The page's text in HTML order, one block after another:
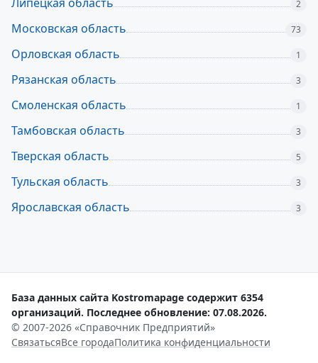
2
Московская область 73
Орловская область 1
Рязанская область 3
Смоленская область 1
Тамбовская область 3
Тверская область 5
Тульская область 3
Ярославская область 3
База данных сайта Kostromapage содержит 6354
организаций. Последнее обновление: 07.08.2026.
© 2007-2026 «Справочник Предприятий»
СвязатьсяВсе городаПолитика конфиденциальности